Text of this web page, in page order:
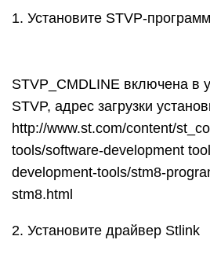
1. Установите STVP-
STVP_CMDLINE включена в
STVP, адрес загрузки
http://www.st.com/content/
tools/software-development
development-tools/stm8-
stm8.html
2. Установите драйвер Stlink